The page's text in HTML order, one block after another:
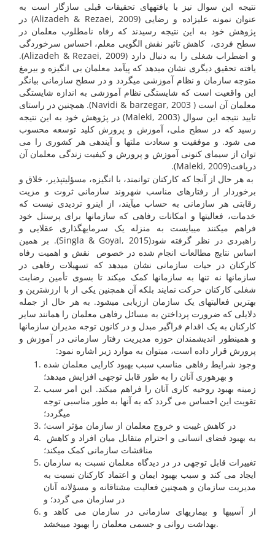
نتیجه این سوال نیز با یافته­های تحقیقات قبلی سازگار است به
عنوان نمونه علیزاده و رضایی (Alizadeh & Rezaei, 2009) در
پژوهش خود به این نتیجه رسیدند که رفاه نامطلوب معلمان در
سطح فردی، کاهش تاثیر نقش الگویی معلم، احساس سرخوردگی
و اضطراب شغلی را به دنبال دارد (Alizadeh & Rezaei, 2009).
یافته تحقیق دیگری نشان می­دهد که پیآمد معلمان بی انگیزه و بی­رمغ
متوجه سازمان و نظام آموزشی می­گردد و در سطح سازمانی بیانگر
این واقعیت است که شایستگی نظام آموزشی به اندازه شایستگی
معلمان آن است ( Navidi & barzegar, 2003). همچنین در راستای
تایید نتیجه این سوال (Maleki, 2003) در پژوهش خود به این نتیجه
رسید که در سطح ملی، آموزش و پرورش کلید توسعه محسوب
می شود. و موفقیت و سعادت ملتها و آینده­ی هر کشوری را می
توان از سیمای کنونی آموزش و پرورش و کیفیت زندگی معلمان آن
دریافت(Maleki, 2009).
به هر حال از آنجا که کارکنان توانمند، با انگیزه، مسؤلیت­پذیر، خلاق و
برخوردار از رفتارهای مناسب شهروند سازمانی ثروت و مزیت
رقابتی هر سازمانی به حساب می­آیند، از این­رو تردیدی نیست که
خدمات، فعالیتها و امکانات رفاهی که سازمانها برای پرسنل خود
فراهم می­کنند می­بایست به منزله یک سرمایه­گذاری عقلایی و
راهبردی در نظر گرفته شود(Singla & Goyal, 2015). بر همین
اساس نتایج مطالعات انجام شده در خصوص نقش و اهمیت رفاه
کارکنان در حیات سازمانی نشان می­دهد که تسهیلات رفاهی در
سازمانها نه تنها به سازمانها کمک می­کند تا بسوی تأمین رضایت
شغلی کارکنان حرکت نمایند بلکه آن همچنین یکی از با ارزش­ترین و
بهترین فعالیتهای یک سازمان ارزیابی می­شود. به هر حال از جمله
دلایلی که ضرورت پرداختن به مسائل رفاهی معلمان را همانند سایر
کارکنان به یک اقدام فراگیر مبدل و در کانون توجه مدیران سازمانها
و همینطور اندیشمندان حوزه مدیریت رفتار سازمانی در آموزش و
پرورش قرار داده است، می­توان به موارد زیر اشاره نمود:
وجود شرایط رفاهی مناسب سبب بهبود کارایی معلمان شده
و بهره­وری آنان را به طور قابل توجهی افزایش می­دهد؛
زمینه بهبود روحیه کاری آنان را فراهم می­کند. این امر سبب
تقویت این احساس می گردد که به آنها به طور مناسبی توجه
می­گردد؛
در کاهش غیبت و خروج معلمان از سازمان مؤثر است؛
مناقشات سازمانی کمک می­کند؛
تغییرات قابل توجهی در در دیدگاه معلمان نسبت به سازمان
ایجاد می کند و سبب بهبود ایمان و اعتماد کارکنان نسبت به
مدیریت سازمان و همچنین فعالیت مشتاقانه و مسؤلانه آنان
در سازمان می گردد؛ و
از آسیبها و بیماریهای سازمانی در سازمان می کاهد و
بهداشت روانی و جسمی معلمان را بهبود می­بخشد.